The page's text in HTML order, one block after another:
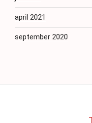
april 2021
september 2020